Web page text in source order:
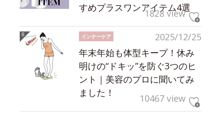
すめプラスワンアイテム4選
1828 view
2025/12/25
インナーケア
年末年始も体型キープ！休み
明けの“ドキッ”を防ぐ3つのヒ
ント｜美容のプロに聞いてみ
ました！
10467 view